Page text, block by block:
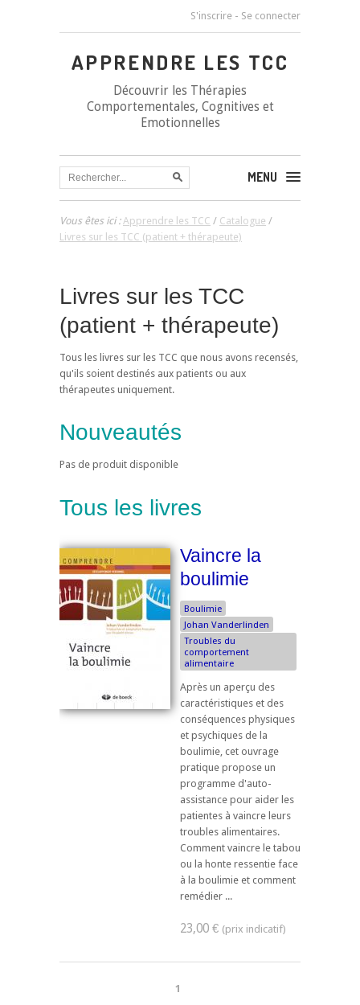
S'inscrire - Se connecter
APPRENDRE LES TCC
Découvrir les Thérapies
Comportementales, Cognitives et
Emotionnelles
MENU
Vous êtes ici :Apprendre les TCC / Catalogue /
Livres sur les TCC (patient + thérapeute)
Livres sur les TCC
(patient + thérapeute)
Tous les livres sur les TCC que nous avons recensés,
qu'ils soient destinés aux patients ou aux
thérapeutes uniquement.
Nouveautés
Pas de produit disponible
Tous les livres
Vaincre la
boulimie
Boulimie
Johan Vanderlinden
Troubles du
comportement
alimentaire
Après un aperçu des
caractéristiques et des
conséquences physiques
et psychiques de la
boulimie, cet ouvrage
pratique propose un
programme d'auto-
assistance pour aider les
patientes à vaincre leurs
troubles alimentaires.
Comment vaincre le tabou
ou la honte ressentie face
à la boulimie et comment
remédier ...
23,00 €
1